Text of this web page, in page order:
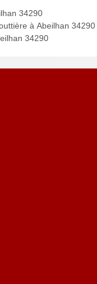
34290
à Abeilhan 34290
34290